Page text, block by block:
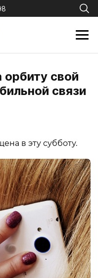
свой
связи
в эту субботу.